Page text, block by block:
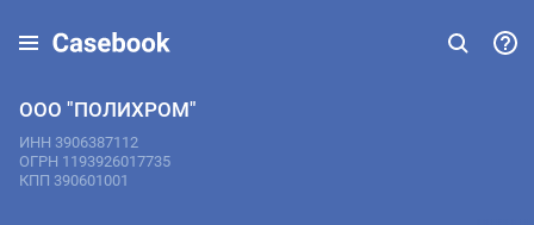
ООО "ПОЛИХРОМ"
ИНН 3906387112
ОГРН 1193926017735
КПП 390601001